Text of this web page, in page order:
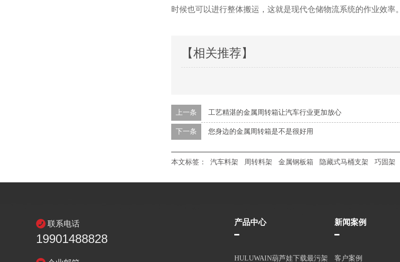
时候也可以进行整体搬运，这就是现代仓储物流系统的作业效率。
【相关推荐】
上一条 工艺精湛的金属周转箱让汽车行业更加放心
下一条 您身边的金属周转箱是不是很好用
本文标签： 汽车料架 周转料架 金属钢板箱 隐藏式马桶支架 巧固架
联系电话
19901488828
产品中心
HULUWAIN葫芦娃下载最污架
新闻案例
客户案例